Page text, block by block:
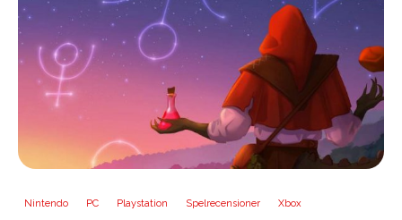
Nintendo PC Playstation Spelrecensioner Xbox